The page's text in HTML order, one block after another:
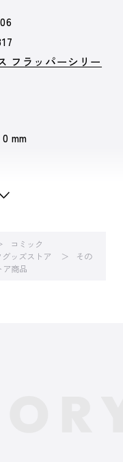
フラッパーシリー
mm
コミック
ッズストア
その
商品